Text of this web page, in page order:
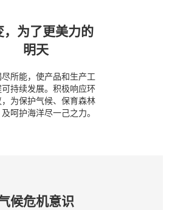
，为了更美力的
明天
所能，使产品和生产工
持续发展。积极响应环
为保护气候、保育森林
呵护海洋尽一己之力。
候危机意识